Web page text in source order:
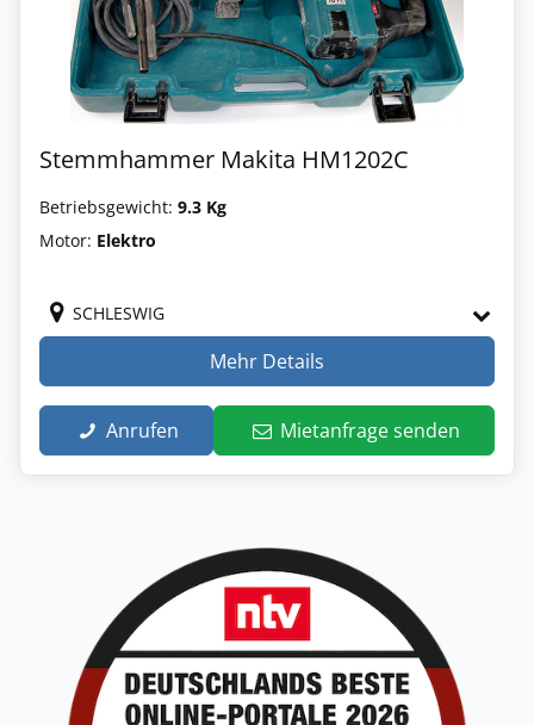
Stemmhammer Makita HM1202C
Betriebsgewicht: 9.3 Kg
Motor: Elektro
SCHLESWIG
Mehr Details
Anrufen Mietanfrage senden